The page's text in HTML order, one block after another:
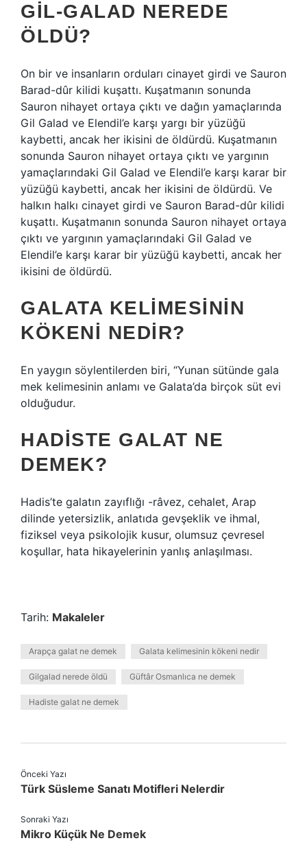
GIL-GALAD NEREDE
ÖLDÜ?
On bir ve insanların orduları cinayet girdi ve Sauron
Barad-dûr kilidi kuşattı. Kuşatmanın sonunda
Sauron nihayet ortaya çıktı ve dağın yamaçlarında
Gil Galad ve Elendil’e karşı yargı bir yüzüğü
kaybetti, ancak her ikisini de öldürdü. Kuşatmanın
sonunda Sauron nihayet ortaya çıktı ve yargının
yamaçlarındaki Gil Galad ve Elendil’e karşı karar bir
yüzüğü kaybetti, ancak her ikisini de öldürdü. Ve
halkın halkı cinayet girdi ve Sauron Barad-dûr kilidi
kuşattı. Kuşatmanın sonunda Sauron nihayet ortaya
çıktı ve yargının yamaçlarındaki Gil Galad ve
Elendil’e karşı karar bir yüzüğü kaybetti, ancak her
ikisini de öldürdü.
GALATA KELIMESININ
KÖKENI NEDIR?
En yaygın söylentilerden biri, “Yunan sütünde gala
mek kelimesinin anlamı ve Galata’da birçok süt evi
olduğudur.
HADISTE GALAT NE
DEMEK?
Hadis’te galatın zayıflığı -râvez, cehalet, Arap
dilinde yetersizlik, anlatıda gevşeklik ve ihmal,
fiziksel veya psikolojik kusur, olumsuz çevresel
koşullar, hata hikayelerinin yanlış anlaşılması.
Tarih: Makaleler
Arapça galat ne demek Galata kelimesinin kökeni nedir
Gilgalad nerede öldü Güftâr Osmanlıca ne demek
Hadiste galat ne demek
Önceki Yazı
Türk Süsleme Sanatı Motifleri Nelerdir
Sonraki Yazı
Mikro Küçük Ne Demek